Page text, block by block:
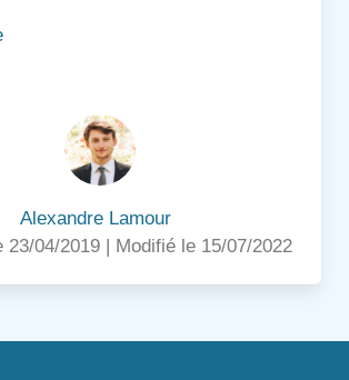
Alexandre Lamour
23/04/2019 | Modifié le 15/07/2022